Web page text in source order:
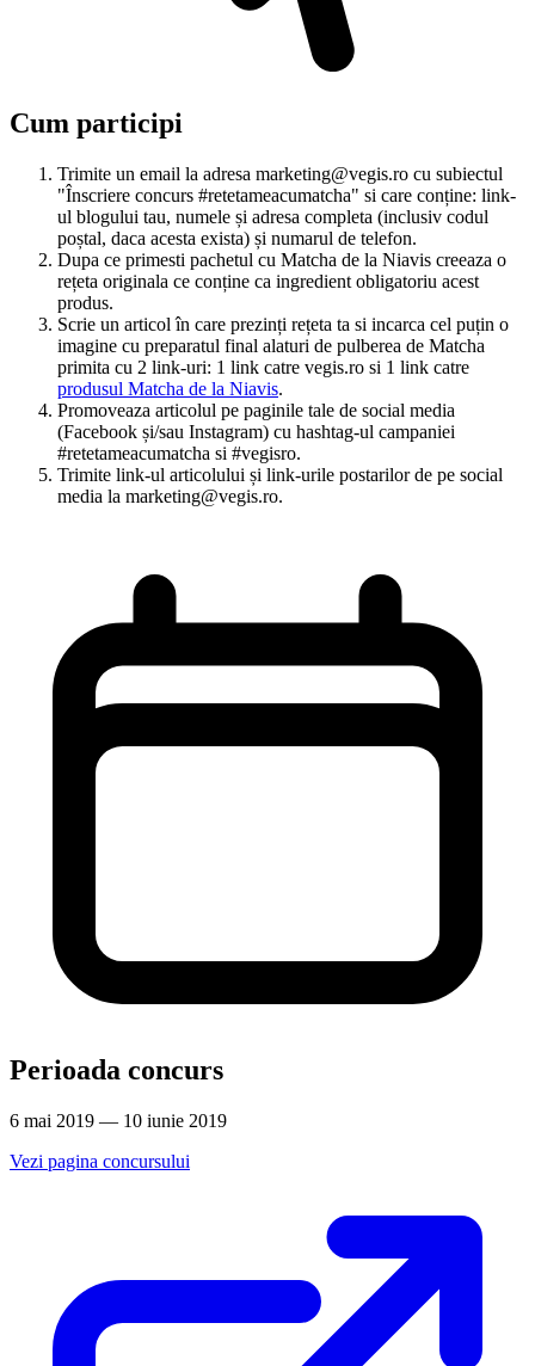
Cum participi
Trimite un email la adresa marketing@vegis.ro cu subiectul
"Înscriere concurs #retetameacumatcha" si care conține: link-
ul blogului tau, numele și adresa completa (inclusiv codul
poștal, daca acesta exista) și numarul de telefon.
Dupa ce primesti pachetul cu Matcha de la Niavis creeaza o
rețeta originala ce conține ca ingredient obligatoriu acest
produs.
Scrie un articol în care prezinți rețeta ta si incarca cel puțin o
imagine cu preparatul final alaturi de pulberea de Matcha
primita cu 2 link-uri: 1 link catre vegis.ro si 1 link catre
produsul Matcha de la Niavis.
Promoveaza articolul pe paginile tale de social media
(Facebook și/sau Instagram) cu hashtag-ul campaniei
#retetameacumatcha si #vegisro.
Trimite link-ul articolului și link-urile postarilor de pe social
media la marketing@vegis.ro.
Perioada concurs
6 mai 2019 — 10 iunie 2019
Vezi pagina concursului